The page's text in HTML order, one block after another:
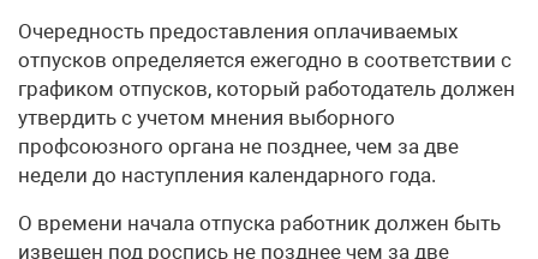
Очередность предоставления оплачиваемых
отпусков определяется ежегодно в соответствии с
графиком отпусков, который работодатель должен
утвердить с учетом мнения выборного
профсоюзного органа не позднее, чем за две
недели до наступления календарного года.
О времени начала отпуска работник должен быть
извещен под роспись не позднее чем за две